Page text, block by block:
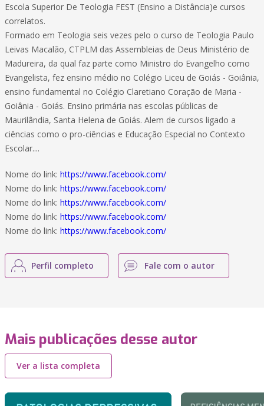
Escola Superior De Teologia FEST (Ensino a Distância)e cursos
correlatos.
Formado em Teologia seis vezes pelo o curso de Teologia Paulo
Leivas Macalão, CTPLM das Assembleias de Deus Ministério de
Madureira, da qual faz parte como Ministro do Evangelho como
Evangelista, fez ensino médio no Colégio Liceu de Goiás - Goiânia,
ensino fundamental no Colégio Claretiano Coração de Maria -
Goiânia - Goiás. Ensino primária nas escolas públicas de
Maurilândia, Santa Helena de Goiás. Alem de cursos ligado a
ciências como o pro-ciências e Educação Especial no Contexto
Escolar....
Nome do link: https://www.facebook.com/
Nome do link: https://www.facebook.com/
Nome do link: https://www.facebook.com/
Nome do link: https://www.facebook.com/
Nome do link: https://www.facebook.com/
Perfil completo Fale com o autor
Mais publicações desse autor
Ver a lista completa